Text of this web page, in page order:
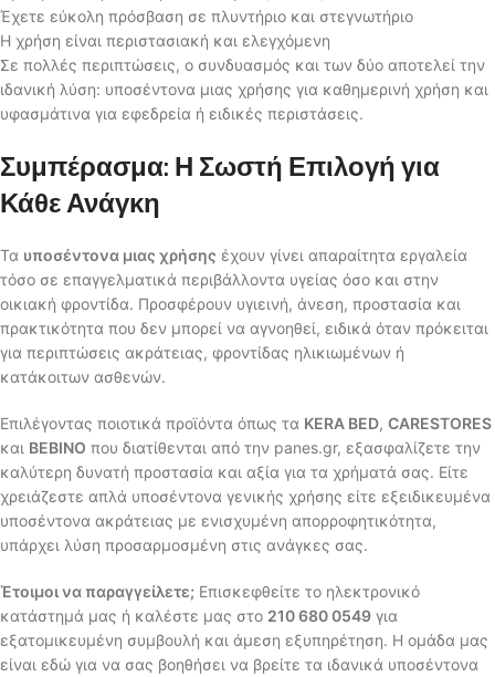
Έχετε εύκολη πρόσβαση σε πλυντήριο και στεγνωτήριο
Η χρήση είναι περιστασιακή και ελεγχόμενη
Σε πολλές περιπτώσεις, ο συνδυασμός και των δύο αποτελεί την
ιδανική λύση: υποσέντονα μιας χρήσης για καθημερινή χρήση και
υφασμάτινα για εφεδρεία ή ειδικές περιστάσεις.
Συμπέρασμα: Η Σωστή Επιλογή για
Κάθε Ανάγκη
Τα υποσέντονα μιας χρήσης έχουν γίνει απαραίτητα εργαλεία
τόσο σε επαγγελματικά περιβάλλοντα υγείας όσο και στην
οικιακή φροντίδα. Προσφέρουν υγιεινή, άνεση, προστασία και
πρακτικότητα που δεν μπορεί να αγνοηθεί, ειδικά όταν πρόκειται
για περιπτώσεις ακράτειας, φροντίδας ηλικιωμένων ή
κατάκοιτων ασθενών.
Επιλέγοντας ποιοτικά προϊόντα όπως τα KERA BED, CARESTORES
και BEBINO που διατίθενται από την panes.gr, εξασφαλίζετε την
καλύτερη δυνατή προστασία και αξία για τα χρήματά σας. Είτε
χρειάζεστε απλά υποσέντονα γενικής χρήσης είτε εξειδικευμένα
υποσέντονα ακράτειας με ενισχυμένη απορροφητικότητα,
υπάρχει λύση προσαρμοσμένη στις ανάγκες σας.
Έτοιμοι να παραγγείλετε; Επισκεφθείτε το ηλεκτρονικό
κατάστημά μας ή καλέστε μας στο 210 680 0549 για
εξατομικευμένη συμβουλή και άμεση εξυπηρέτηση. Η ομάδα μας
είναι εδώ για να σας βοηθήσει να βρείτε τα ιδανικά υποσέντονα